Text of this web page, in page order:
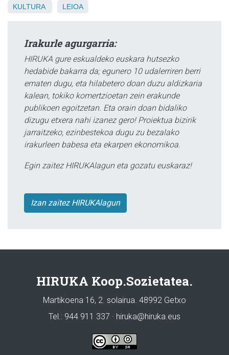
KULTURA LEIOA
Irakurle agurgarria:
HIRUKA gure eskualdeko euskara hutsezko
hedabide bakarra da; egunero 10 udalerriren berri
ematen dugu, eta hilabetero doan duzu aldizkaria
kalean, tokiko komertzioetan zein erakunde
publikoen egoitzetan. Eta orain doan bidaliko
dizugu etxera nahi izanez gero! Proiektua bizirik
jarraitzeko, ezinbestekoa dugu zu bezalako
irakurleen babesa eta ekarpen ekonomikoa.
Egin zaitez HIRUKAlagun eta gozatu euskaraz!
Izan zaitez HIRUKAlagun
HIRUKA Koop.Sozietatea.
Martikoena 16, 2. solairua. 48992 Getxo
Tel.: 944 911 337 · hiruka@hiruka.eus